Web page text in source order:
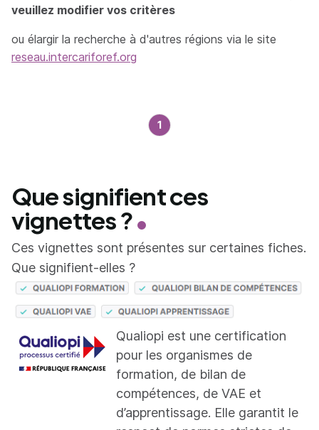
veuillez modifier vos critères
ou élargir la recherche à d'autres régions via le site
reseau.intercariforef.org
1
Que signifient ces
vignettes ?
Ces vignettes sont présentes sur certaines fiches.
Que signifient-elles ?
Qualiopi est une certification
pour les organismes de
formation, de bilan de
compétences, de VAE et
d’apprentissage. Elle garantit le